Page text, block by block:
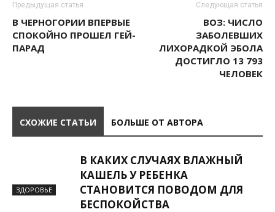
Предыдущая статья
В ЧЕРНОГОРИИ ВПЕРВЫЕ
СПОКОЙНО ПРОШЕЛ ГЕЙ-
ПАРАД
Следующая статья
ВОЗ: ЧИСЛО
ЗАБОЛЕВШИХ
ЛИХОРАДКОЙ ЭБОЛА
ДОСТИГЛО 13 793
ЧЕЛОВЕК
СХОЖИЕ СТАТЬИ БОЛЬШЕ ОТ АВТОРА
ЗДОРОВЬЕ
В КАКИХ СЛУЧАЯХ ВЛАЖНЫЙ
КАШЕЛЬ У РЕБЕНКА
СТАНОВИТСЯ ПОВОДОМ ДЛЯ
БЕСПОКОЙСТВА